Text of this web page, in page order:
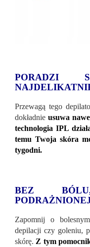
PORADZI
Przewagą tego
dokładnieusuwa
technologia IPL
temu Twoja skóra
tygodni.
BEZ
Zapomnij o
depilacji czy goleniu,
skórę. Z tym